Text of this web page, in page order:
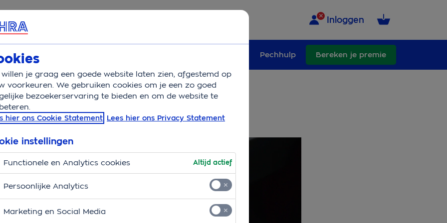
& Contact Inloggen
Pechhulp Bereken je premie
Autodiefstal voorkomen
Dit kun je zelf doen.
willen je graag een goede website laten zien, afgestemd op
voorkeuren. We gebruiken cookies om je een zo goed
bezoekerservaring te bieden en om de website te
hier ons Cookie Statement Lees hier ons Privacy Statement
instellingen
Functionele en Analytics cookies Altijd actief
Persoonlijke Analytics
Marketing en Social Media